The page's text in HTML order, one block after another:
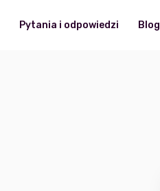
Pytania i odpowiedzi Blog